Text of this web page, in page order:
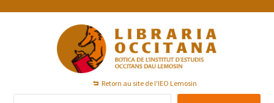
Skip
Skip
Skip
Retorn au site de l'IEO Lemosin